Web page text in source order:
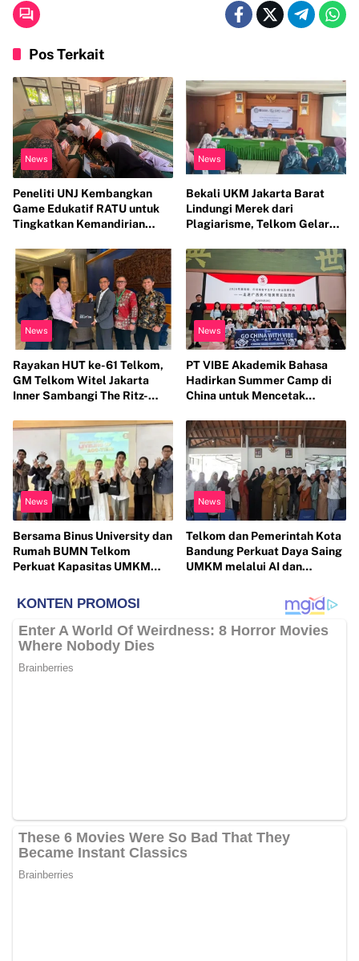
Pos Terkait
News
Peneliti UNJ Kembangkan
Game Edukatif RATU untuk
Tingkatkan Kemandirian
Anak Hambatan Intelektual
News
Bekali UKM Jakarta Barat
Lindungi Merek dari
Plagiarisme, Telkom Gelar
News
Rayakan HUT ke-61 Telkom,
GM Telkom Witel Jakarta
Inner Sambangi The Ritz-
Sinergi Digital untuk Industri
Hospitality
News
PT VIBE Akademik Bahasa
Hadirkan Summer Camp di
China untuk Mencetak
News
Bersama Binus University dan
Rumah BUMN Telkom
Perkuat Kapasitas UMKM
Keuangan dan Strategi
Penentuan Harga Jual
News
Telkom dan Pemerintah Kota
Bandung Perkuat Daya Saing
UMKM melalui AI dan